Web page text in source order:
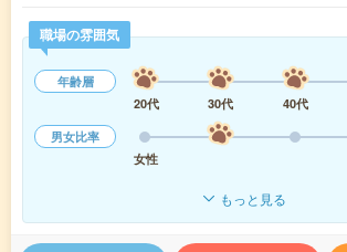
職場の雰囲気
年齢層
20代
30代 40代
男女比率
女性
もっと見る